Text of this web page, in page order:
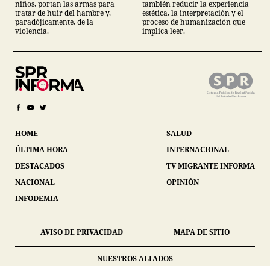
niños, portan las armas para
tratar de huir del hambre y,
paradójicamente, de la
violencia.
también reducir la experiencia
estética, la interpretación y el
proceso de humanización que
implica leer.
HOME
ÚLTIMA HORA
DESTACADOS
NACIONAL
INFODEMIA
SALUD
INTERNACIONAL
TV MIGRANTE INFORMA
OPINIÓN
AVISO DE PRIVACIDAD MAPA DE SITIO
NUESTROS ALIADOS